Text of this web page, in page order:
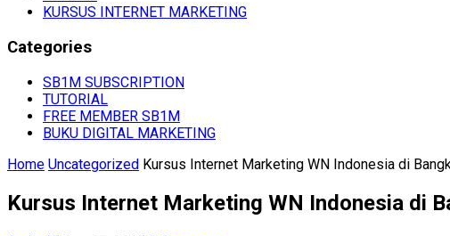
KURSUS INTERNET MARKETING
Categories
SB1M SUBSCRIPTION
TUTORIAL
FREE MEMBER SB1M
BUKU DIGITAL MARKETING
Home Uncategorized Kursus Internet Marketing WN Indonesia di
Kursus Internet Marketing WN Indonesia di